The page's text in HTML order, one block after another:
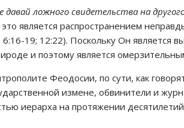
давай ложного свидетельства на
это является распространением
19; 12:22). Поскольку Он является
и поэтому является
Феодосии, по сути, как
измене, обвинители и
иерарха на протяжении